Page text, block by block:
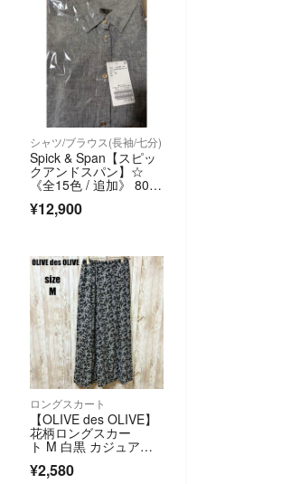
シャツ/ブラウス(長袖/七分)
Spick & Span【スピッ
クアンドスパン】☆
《全15色 / 追加》 80リ
グシャツ 新品ブラッ
¥12,900
ロングスカート
【OLIVE des OLIVE】
花柄ロングスカー
ト M 白黒 カジュア
¥2,580